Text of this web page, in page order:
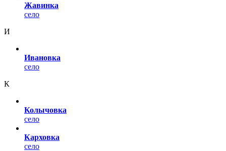
Жавинка
село
И
Ивановка
село
К
Колычовка
село
Карховка
село